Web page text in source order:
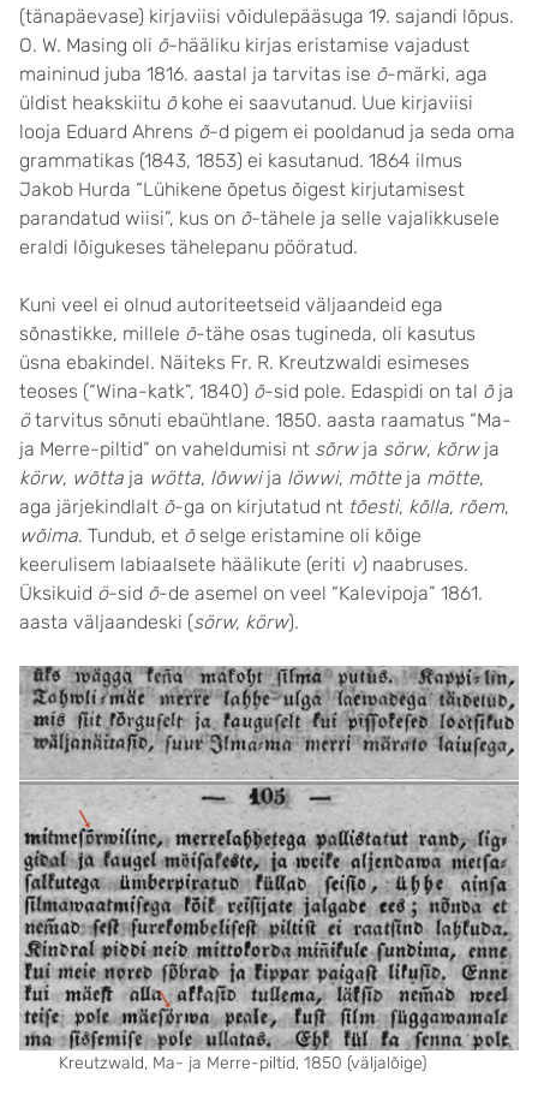
(tänapäevase) kirjaviisi võidulepääsuga 19. sajandi lõpus.
O. W. Masing oli õ-hääliku kirjas eristamise vajadust
maininud juba 1816. aastal ja tarvitas ise õ-märki, aga
üldist heakskiitu õkohe ei saavutanud. Uue kirjaviisi
looja Eduard Ahrens õ-d pigem ei pooldanud ja seda oma
grammatikas (1843, 1853) ei kasutanud. 1864 ilmus
Jakob Hurda “Lühikene õpetus õigest kirjutamisest
parandatud wiisi”, kus on õ-tähele ja selle vajalikkusele
eraldi lõigukeses tähelepanu pööratud.
Kuni veel ei olnud autoriteetseid väljaandeid ega
sõnastikke, millele õ-tähe osas tugineda, oli kasutus
üsna ebakindel. Näiteks Fr. R. Kreutzwaldi esimeses
teoses (“Wina-katk”, 1840) õ-sid pole. Edaspidi on tal õja
ötarvitus sõnuti ebaühtlane. 1850. aasta raamatus “Ma-
ja Merre-piltid” on vaheldumisi nt sõrw ja sörw, kõrwja
körw, wõtta ja wötta, lõwwija löwwi, mõtteja mötte,
aga järjekindlalt õ-ga on kirjutatud nt tõesti, kõlla, rõem,
wõima. Tundub, et õselge eristamine oli kõige
keerulisem labiaalsete häälikute (eriti v) naabruses.
Üksikuid ö-sid õ-de asemel on veel “Kalevipoja” 1861.
aasta väljaandeski (sörw, körw).
Kreutzwald, Ma- ja Merre-piltid, 1850 (väljalõige)